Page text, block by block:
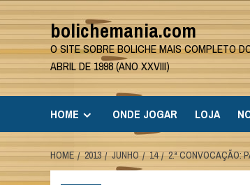
Skip
to
content
bolichemania.com
O SITE SOBRE BOLICHE MAIS COMPLETO
ABRIL DE 1998 (ANO XXVIII)
HOME ONDE JOGAR LOJA
HOME 2013 JUNHO 14 2.ª CONVOCAÇÃO: